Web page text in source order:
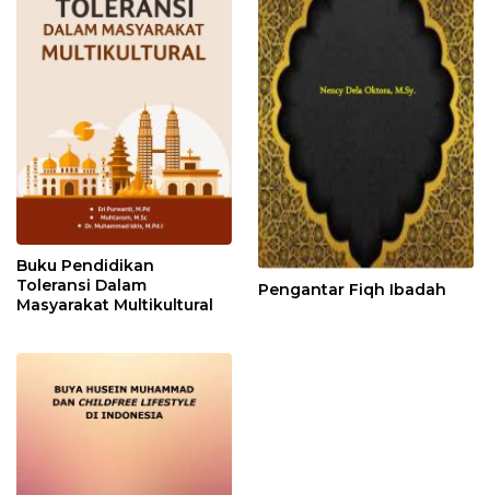
Buku Pendidikan
Toleransi Dalam
Masyarakat Multikultural
Pengantar Fiqh Ibadah